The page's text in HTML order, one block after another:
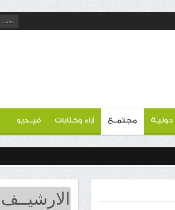
دوليـة مجتمــع آراء وكتابات فيــديو
الارشيــف